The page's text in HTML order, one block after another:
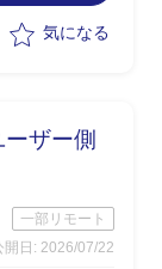
実行フェーズ
〜2029年
を担う想定
気になる
ザー側
一部リモート
開日: 2026/07/22